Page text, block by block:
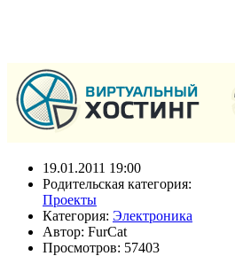
19.01.2011 19:00
Родительская категория:
Проекты
Категория: Электроника
Автор: FurCat
Просмотров: 57403